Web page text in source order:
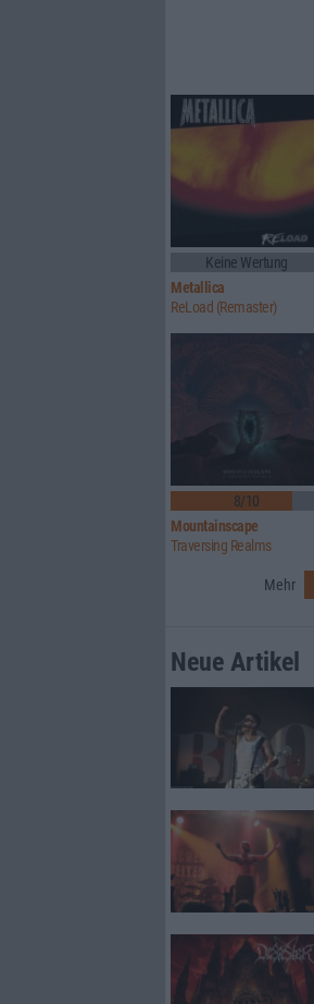
Keine Wertung
Metallica
ReLoad (Remaster)
8/10
Mountainscape
Traversing Realms
Mehr
Neue Artikel